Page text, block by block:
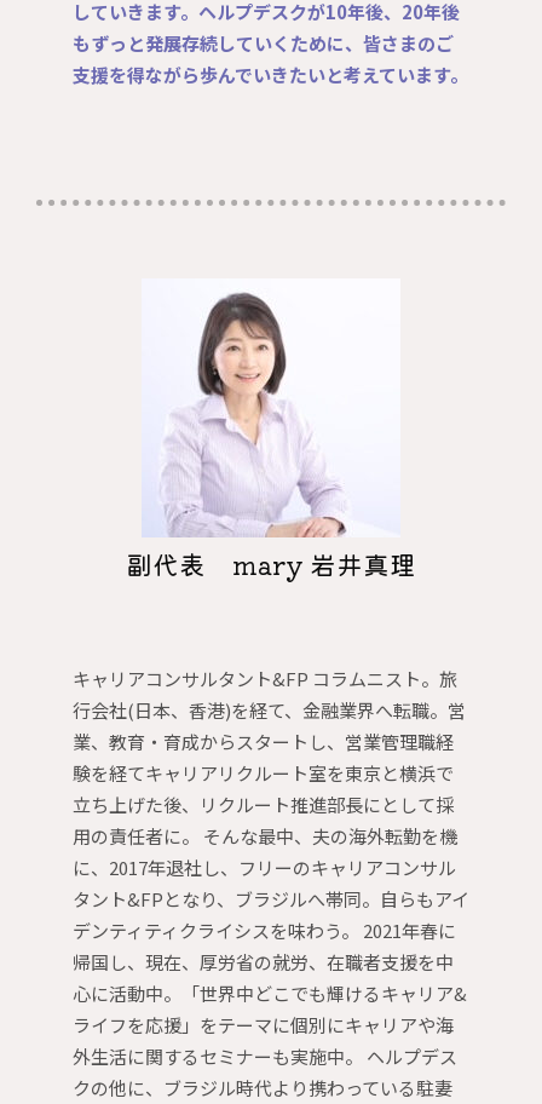
していきます。ヘルプデスクが10年後、20年後
もずっと発展存続していくために、皆さまのご
支援を得ながら歩んでいきたいと考えています。
副代表 mary 岩井真理
キャリアコンサルタント&FP コラムニスト。旅
行会社(日本、香港)を経て、金融業界へ転職。営
業、教育・育成からスタートし、営業管理職経
験を経てキャリアリクルート室を東京と横浜で
立ち上げた後、リクルート推進部長にとして採
用の責任者に。 そんな最中、夫の海外転勤を機
に、2017年退社し、フリーのキャリアコンサル
タント&FPとなり、ブラジルへ帯同。自らもアイ
デンティティクライシスを味わう。 2021年春に
帰国し、現在、厚労省の就労、在職者支援を中
心に活動中。「世界中どこでも輝けるキャリア&
ライフを応援」をテーマに個別にキャリアや海
外生活に関するセミナーも実施中。 ヘルプデス
クの他に、ブラジル時代より携わっている駐妻